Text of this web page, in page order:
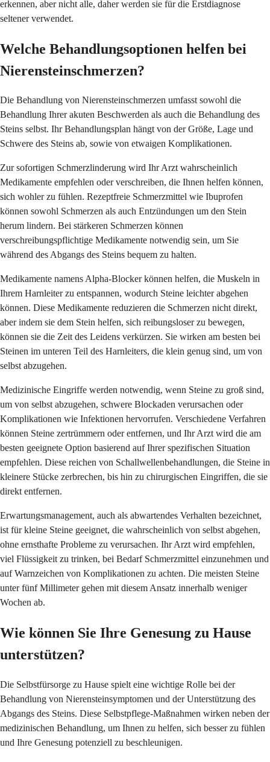
erkennen, aber nicht alle, daher werden sie für die Erstdiagnose
seltener verwendet.
Welche Behandlungsoptionen helfen bei
Nierensteinschmerzen?
Die Behandlung von Nierensteinschmerzen umfasst sowohl die
Behandlung Ihrer akuten Beschwerden als auch die Behandlung des
Steins selbst. Ihr Behandlungsplan hängt von der Größe, Lage und
Schwere des Steins ab, sowie von etwaigen Komplikationen.
Zur sofortigen Schmerzlinderung wird Ihr Arzt wahrscheinlich
Medikamente empfehlen oder verschreiben, die Ihnen helfen können,
sich wohler zu fühlen. Rezeptfreie Schmerzmittel wie Ibuprofen
können sowohl Schmerzen als auch Entzündungen um den Stein
herum lindern. Bei stärkeren Schmerzen können
verschreibungspflichtige Medikamente notwendig sein, um Sie
während des Abgangs des Steins bequem zu halten.
Medikamente namens Alpha-Blocker können helfen, die Muskeln in
Ihrem Harnleiter zu entspannen, wodurch Steine leichter abgehen
können. Diese Medikamente reduzieren die Schmerzen nicht direkt,
aber indem sie dem Stein helfen, sich reibungsloser zu bewegen,
können sie die Zeit des Leidens verkürzen. Sie wirken am besten bei
Steinen im unteren Teil des Harnleiters, die klein genug sind, um von
selbst abzugehen.
Medizinische Eingriffe werden notwendig, wenn Steine zu groß sind,
um von selbst abzugehen, schwere Blockaden verursachen oder
Komplikationen wie Infektionen hervorrufen. Verschiedene Verfahren
können Steine zertrümmern oder entfernen, und Ihr Arzt wird die am
besten geeignete Option basierend auf Ihrer spezifischen Situation
empfehlen. Diese reichen von Schallwellenbehandlungen, die Steine in
kleinere Stücke zerbrechen, bis hin zu chirurgischen Eingriffen, die sie
direkt entfernen.
Erwartungsmanagement, auch als abwartendes Verhalten bezeichnet,
ist für kleine Steine geeignet, die wahrscheinlich von selbst abgehen,
ohne ernsthafte Probleme zu verursachen. Ihr Arzt wird empfehlen,
viel Flüssigkeit zu trinken, bei Bedarf Schmerzmittel einzunehmen und
auf Warnzeichen von Komplikationen zu achten. Die meisten Steine
unter fünf Millimeter gehen mit diesem Ansatz innerhalb weniger
Wochen ab.
Wie können Sie Ihre Genesung zu Hause
unterstützen?
Die Selbstfürsorge zu Hause spielt eine wichtige Rolle bei der
Behandlung von Nierensteinsymptomen und der Unterstützung des
Abgangs des Steins. Diese Selbstpflege-Maßnahmen wirken neben der
medizinischen Behandlung, um Ihnen zu helfen, sich besser zu fühlen
und Ihre Genesung potenziell zu beschleunigen.